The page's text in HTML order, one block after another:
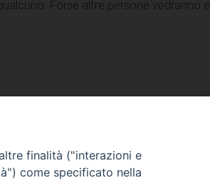
Forse altre persone vedranno e
VITA CONSACRATA
finalità ("interazioni e
come specificato nella